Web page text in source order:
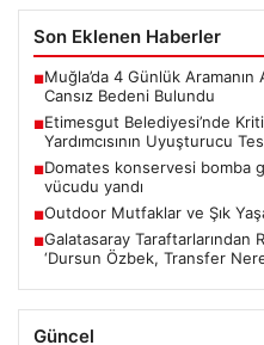
Son Eklenen Haberler
■Muğla’da 4 Günlük
Cansız Bedeni Bulundu
■Etimesgut Belediyesi’nde
Yardımcısının Uyuşturucu
■Domates konservesi bomba
vücudu yandı
■Outdoor Mutfaklar ve Şık
■Galatasaray Taraftarlarından
‘Dursun Özbek, Transfer
Güncel